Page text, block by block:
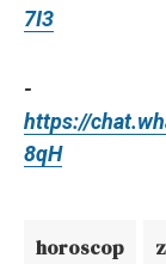
7I3
-
https://
8qH
horoscop